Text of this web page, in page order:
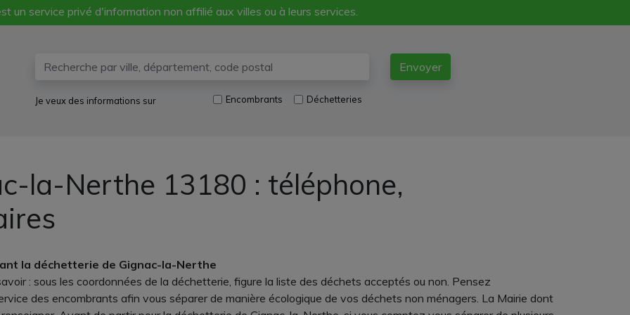
un service privé d'information non affilié aux villes ou à leurs services.
Envoyer
Je veux des informations sur Encombrants Déchetteries
la-Nerthe 13180 : téléphone,
la déchetterie de Gignac-la-Nerthe
: sous les coordonnées de la déchetterie, figure la liste des déchets acceptés ou non. Pensez
des encombrants afin vous séparer de manière écologique de vos déchets non ménagers. La Mairie dont